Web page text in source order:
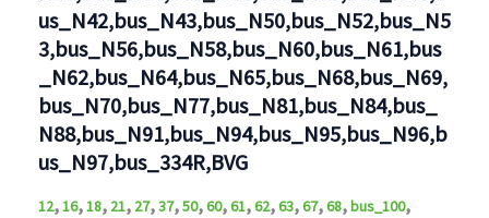
us_N42,bus_N43,bus_N50,bus_N52,bus_N5
3,bus_N56,bus_N58,bus_N60,bus_N61,bus
_N62,bus_N64,bus_N65,bus_N68,bus_N69,
bus_N70,bus_N77,bus_N81,bus_N84,bus_
N88,bus_N91,bus_N94,bus_N95,bus_N96,b
us_N97,bus_334R,BVG
12,16,18, 21, 27,37,50,60,61,62,63,67,68,bus_100,